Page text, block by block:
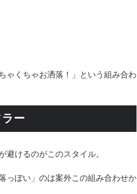
ゃくちゃお洒落！」という組み合わ
ー
けるのがこのスタイル。
っぽい」のは案外この組み合わせか